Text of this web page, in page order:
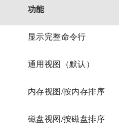
功能
显示完整命令行
通用视图（默认）
内存视图/按内存排序
磁盘视图/按磁盘排序